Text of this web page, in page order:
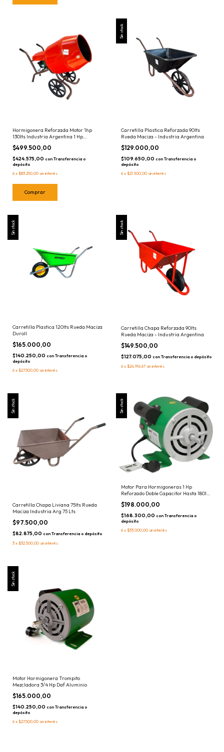
Hormigonera Reforzada Motor 1hp
130lts Industria Argentina 1 Hp
Trompito
$499.500,00
$424.575,00 con Transferencia o
depósito
6 x $83.250,00 sin interés
Sin stock
Carretilla Plastica Reforzada 90lts
Rueda Maciza - Industria Argentina
$129.000,00
$109.650,00 con Transferencia o
depósito
6 x $21.500,00 sin interés
Sin stock
Carretilla Plastica 120lts Rueda Maciza
Duroll
$165.000,00
$140.250,00 con Transferencia o
depósito
6 x $27.500,00 sin interés
Sin stock
Carretilla Chapa Reforzada 90lts
Rueda Maciza - Industria Argentina
$149.500,00
$127.075,00 con Transferencia o depósito
6 x $24.916,67 sin interés
Sin stock
Carretilla Chapa Liviana 75lts Rueda
Maciza Industria Arg 75 Lts
$97.500,00
$82.875,00 con Transferencia o depósito
3 x $32.500,00 sin interés
Sin stock
Motor Para Hormigoneras 1 Hp
Reforzado Doble Capacitor Hasta 180lts
Daf Trompito
$198.000,00
$168.300,00 con Transferencia o
depósito
6 x $33.000,00 sin interés
Sin stock
Motor Hormigonera Trompito
Mezcladora 3/4 Hp Daf Aluminio
$165.000,00
$140.250,00 con Transferencia o
depósito
6 x $27.500,00 sin interés